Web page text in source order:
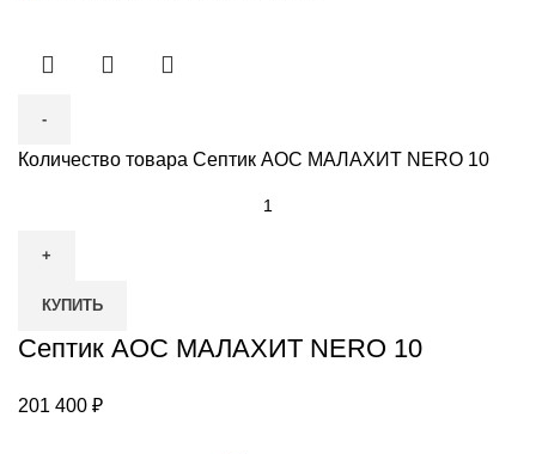
Количество товара Септик АОС МАЛАХИТ NERO 10
КУПИТЬ
Септик АОС МАЛАХИТ NERO 10
201 400 ₽